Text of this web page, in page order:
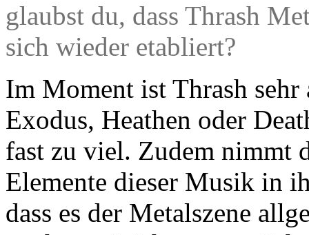
glaubst du, dass Thrash
sich wieder etabliert?
Im Moment ist Thrash
Exodus, Heathen oder
fast zu viel. Zudem nimmt
Elemente dieser Musik in
dass es der Metalszene